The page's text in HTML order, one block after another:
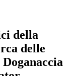
della
delle